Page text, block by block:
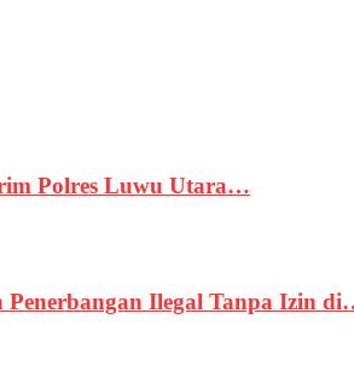
Polres Luwu Utara…
Ilegal Tanpa Izin